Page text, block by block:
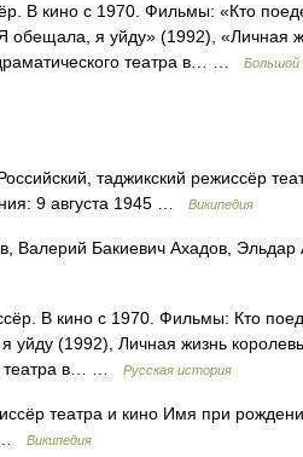
В кино с 1970. Фильмы: «Кто
я уйду» (1992), «Личная
театра в… …
Большой
таджикский режиссёр
9 августа 1945 …
Википедия
Валерий Бакиевич Ахадов,
В кино с 1970. Фильмы: Кто
(1992), Личная жизнь
театра в… …
Русская история
театра и кино Имя при
…
Википедия